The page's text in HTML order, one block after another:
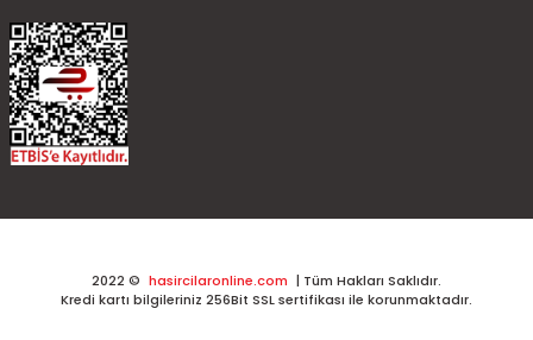
2022 © hasircilaronline.com | Tüm Hakları Saklıdır.
Kredi kartı bilgileriniz 256Bit SSL sertifikası ile korunmaktadır.